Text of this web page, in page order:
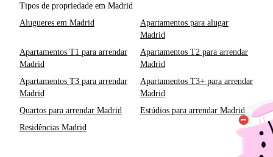
Tipos de propriedade em Madrid
Alugueres em Madrid
Apartamentos para alugar
Madrid
Apartamentos T1 para arrendar
Madrid
Apartamentos T2 para arrendar
Madrid
Apartamentos T3 para arrendar
Madrid
Apartamentos T3+ para arrendar
Madrid
Quartos para arrendar Madrid
Estúdios para arrendar Madrid
Residências Madrid